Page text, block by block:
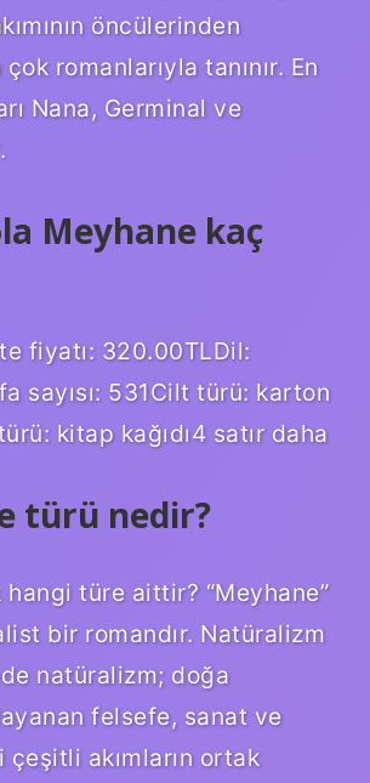
öncülerinden
romanlarıyla tanınır. En
Nana, Germinal ve
Meyhane kaç
fiyatı: 320.00TLDil:
sayısı: 531Cilt türü: karton
kitap kağıdı4 satır daha
türü nedir?
hangi türe aittir? “Meyhane”
bir romandır. Natüralizm
natüralizm; doğa
felsefe, sanat ve
akımların ortak